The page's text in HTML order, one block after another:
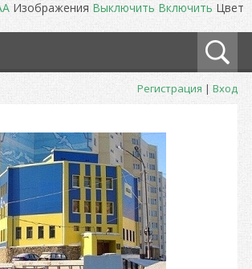
AИзображенияВыключить ВключитьЦвет
Регистрация|Вход